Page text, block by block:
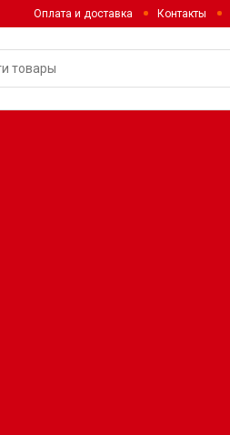
Оплата и доставка Контакты